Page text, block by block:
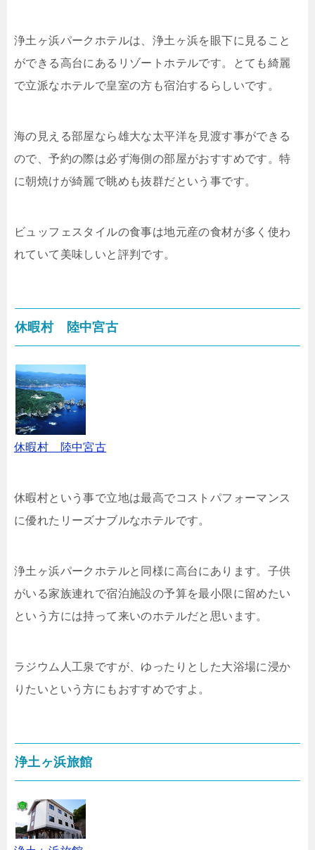
浄土ヶ浜パークホテルは、浄土ヶ浜を眼下に見ること
ができる高台にあるリゾートホテルです。とても綺麗
で立派なホテルで皇室の方も宿泊するらしいです。
海の見える部屋なら雄大な太平洋を見渡す事ができる
ので、予約の際は必ず海側の部屋がおすすめです。特
に朝焼けが綺麗で眺めも抜群だという事です。
ビュッフェスタイルの食事は地元産の食材が多く使わ
れていて美味しいと評判です。
休暇村 陸中宮古
休暇村 陸中宮古
休暇村という事で立地は最高でコストパフォーマンス
に優れたリーズナブルなホテルです。
浄土ヶ浜パークホテルと同様に高台にあります。子供
がいる家族連れで宿泊施設の予算を最小限に留めたい
という方には持って来いのホテルだと思います。
ラジウム人工泉ですが、ゆったりとした大浴場に浸か
りたいという方にもおすすめですよ。
浄土ヶ浜旅館